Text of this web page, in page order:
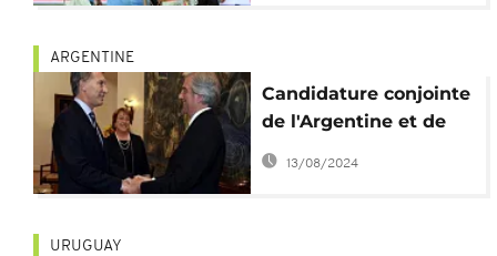
ARGENTINE
Candidature conjointe
de l'Argentine et de
l'Uruguay pour le
Mondial 2030
13/08/2024
URUGUAY